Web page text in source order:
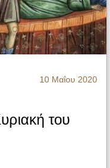
10 Μαΐου 2020
του